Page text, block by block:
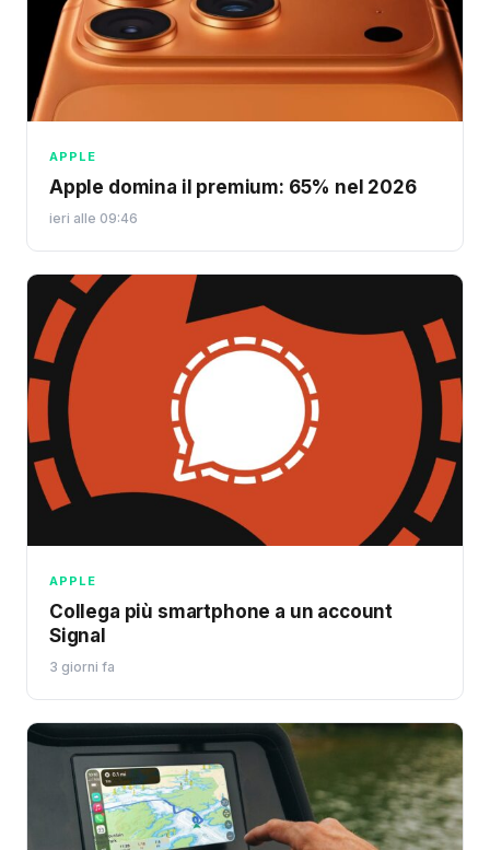
APPLE
Apple domina il premium: 65% nel 2026
ieri alle 09:46
APPLE
Collega più smartphone a un account
Signal
3 giorni fa